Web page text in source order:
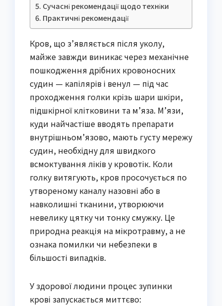
Сучасні рекомендації щодо техніки
Практичні рекомендації
Кров, що з’являється після уколу,
майже завжди виникає через механічне
пошкодження дрібних кровоносних
судин — капілярів і венул — під час
проходження голки крізь шари шкіри,
підшкірної клітковини та м’яза. М’язи,
куди найчастіше вводять препарати
внутрішньом’язово, мають густу мережу
судин, необхідну для швидкого
всмоктування ліків у кровотік. Коли
голку витягують, кров просочується по
утвореному каналу назовні або в
навколишні тканини, утворюючи
невелику цятку чи тонку смужку. Це
природна реакція на мікротравму, а не
ознака помилки чи небезпеки в
більшості випадків.
У здорової людини процес зупинки
крові запускається миттєво: